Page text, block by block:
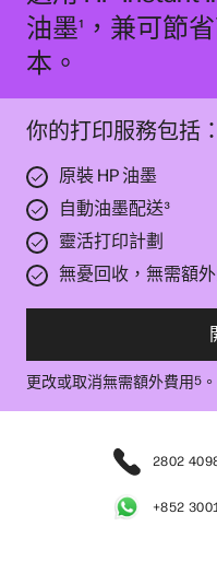
油墨¹ ，兼可節
本。
你的打印服務包括：
原裝 HP 油墨
自動油墨配送³
靈活打印計劃
無憂回收，無需額
更改或取消無需額外費用5 。
2802
+852